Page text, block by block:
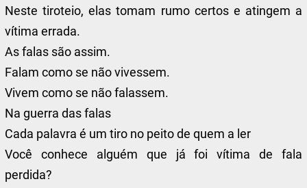
Neste tiroteio, elas tomam rumo certos e atingem a
vítima errada.
As falas são assim.
Falam como se não vivessem.
Vivem como se não falassem.
Na guerra das falas
Cada palavra é um tiro no peito de quem a ler
Você conhece alguém que já foi vítima de fala
perdida?